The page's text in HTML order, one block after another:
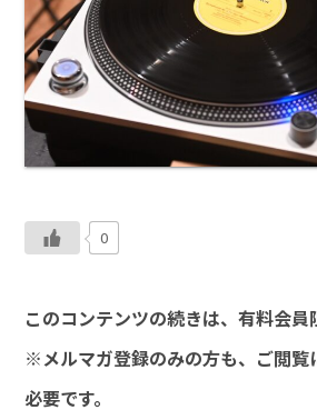
0
このコンテンツの続きは、有料会員
※メルマガ登録のみの方も、ご閲覧
必要です。